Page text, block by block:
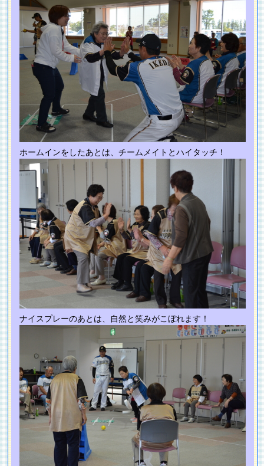
ホームインをしたあとは、チームメイトとハイタッチ！
ナイスプレーのあとは、自然と笑みがこぼれます！